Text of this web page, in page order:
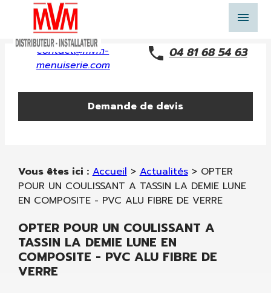
menu
contact@mvm-
menuiserie.com
04 81 68 54 63
Demande de devis
Vous êtes ici : Accueil>Actualités> OPTER
POUR UN COULISSANT A TASSIN LA DEMIE LUNE
EN COMPOSITE - PVC ALU FIBRE DE VERRE
OPTER POUR UN COULISSANT A
TASSIN LA DEMIE LUNE EN
COMPOSITE - PVC ALU FIBRE DE
VERRE
Panneau de gestion des cookies